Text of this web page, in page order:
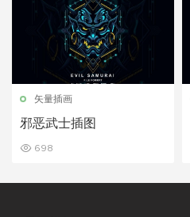
矢量插画
邪恶武士插图
698